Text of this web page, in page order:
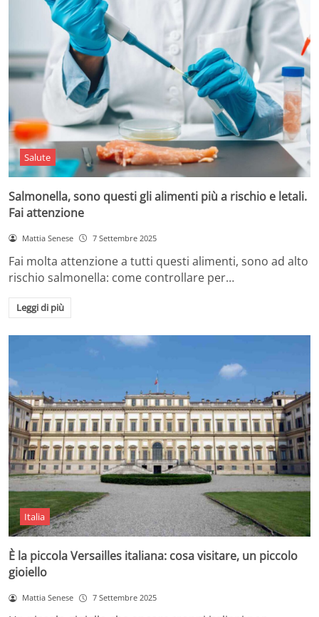
Salute
Salmonella, sono questi gli alimenti più a rischio e letali.
Fai attenzione
Mattia Senese 7 Settembre 2025
Fai molta attenzione a tutti questi alimenti, sono ad alto
rischio salmonella: come controllare per…
Leggi di più
Italia
È la piccola Versailles italiana: cosa visitare, un piccolo
gioiello
Mattia Senese 7 Settembre 2025